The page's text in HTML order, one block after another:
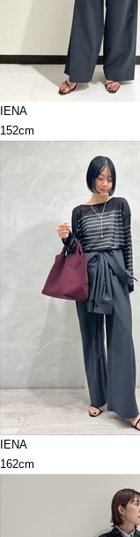
IENA
152cm
IENA
162cm